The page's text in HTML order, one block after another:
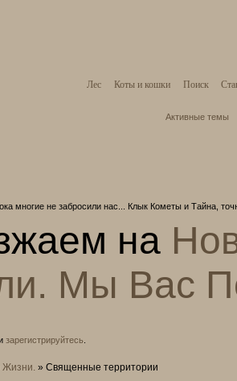
Лес Коты и кошки Поиск
Активные темы
многие не забросили нас... Клык Кометы и Тайна,
на
Мы Вас
зарегистрируйтесь
Жизни. »Священные территории